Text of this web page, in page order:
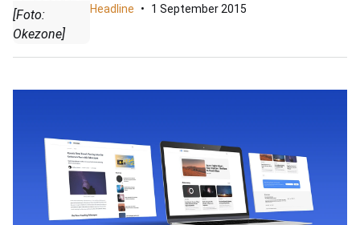
[Foto:
Okezone]
Headline 1 September 2015